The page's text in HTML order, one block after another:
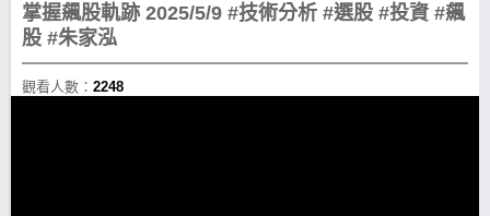
掌握飆股軌跡 2025/5/9 #技術分析 #選股 #投資 #飆
股 #朱家泓
觀看人數： 2248